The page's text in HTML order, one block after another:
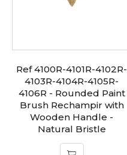
Ref 4100R-4101R-4102R-
4103R-4104R-4105R-
4106R - Rounded Paint
Brush Rechampir with
Wooden Handle -
Natural Bristle